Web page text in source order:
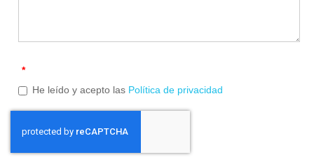
*
He leído y acepto las Política de privacidad